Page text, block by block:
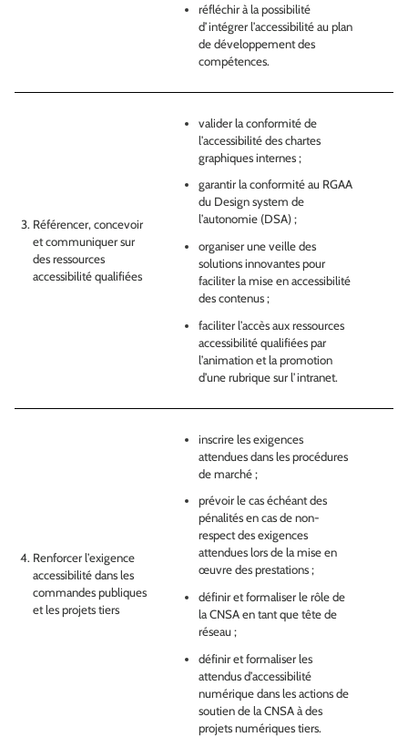
réfléchir à la possibilité
d’intégrer l’accessibilité au plan
de développement des
compétences.
Référencer, concevoir
et communiquer sur
des ressources
accessibilité qualifiées
valider la conformité de
l’accessibilité des chartes
graphiques internes ;
garantir la conformité au RGAA
du Design system de
l’autonomie (DSA) ;
organiser une veille des
solutions innovantes pour
faciliter la mise en accessibilité
des contenus ;
faciliter l’accès aux ressources
accessibilité qualifiées par
l’animation et la promotion
d’une rubrique sur l’intranet.
Renforcer l’exigence
accessibilité dans les
commandes publiques
et les projets tiers
inscrire les exigences
attendues dans les procédures
de marché ;
prévoir le cas échéant des
pénalités en cas de non-
respect des exigences
attendues lors de la mise en
œuvre des prestations ;
définir et formaliser le rôle de
la CNSA en tant que tête de
réseau ;
définir et formaliser les
attendus d’accessibilité
numérique dans les actions de
soutien de la CNSA à des
projets numériques tiers.